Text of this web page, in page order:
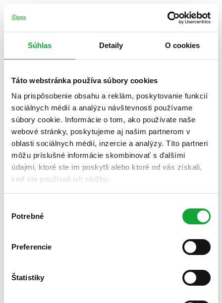
Súhlas Detaily O cookies
Táto webstránka používa súbory cookies
Na prispôsobenie obsahu a reklám, poskytovanie funkcií
sociálnych médií a analýzu návštevnosti používame
súbory cookie. Informácie o tom, ako používate naše
webové stránky, poskytujeme aj našim partnerom v
oblasti sociálnych médií, inzercie a analýzy. Títo partneri
môžu príslušné informácie skombinovať s ďalšími
údajmi, ktoré ste im poskytli alebo ktoré od vás získali,
keď ste používali ich služby.
súhlasu
Potrebné
Preferencie
Štatistiky